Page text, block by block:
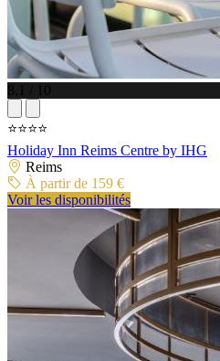
8.1 / 10
⭐⭐⭐⭐
Holiday Inn Reims Centre by IHG
Reims
À partir de 159 €
Voir les disponibilités